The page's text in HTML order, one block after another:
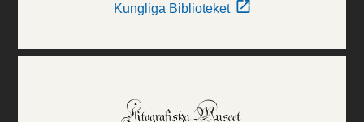
Kungliga Biblioteket